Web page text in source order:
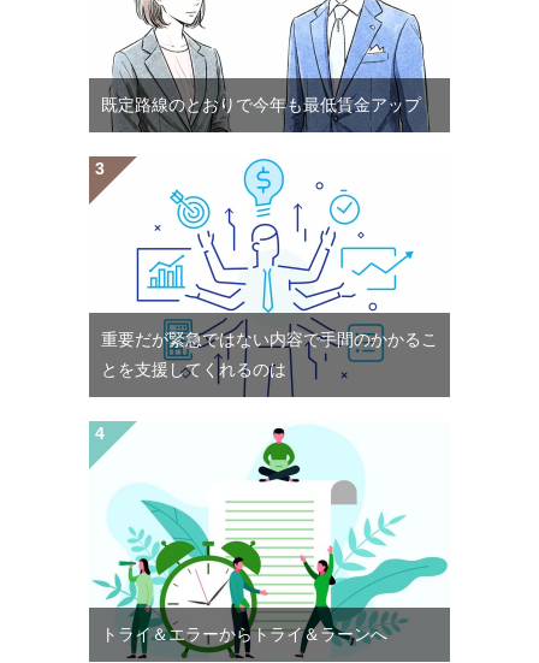
既定路線のとおりで今年も最低賃金アップ
重要だが緊急ではない内容で手間のかかるこ
とを支援してくれるのは
トライ＆エラーからトライ＆ラーンへ